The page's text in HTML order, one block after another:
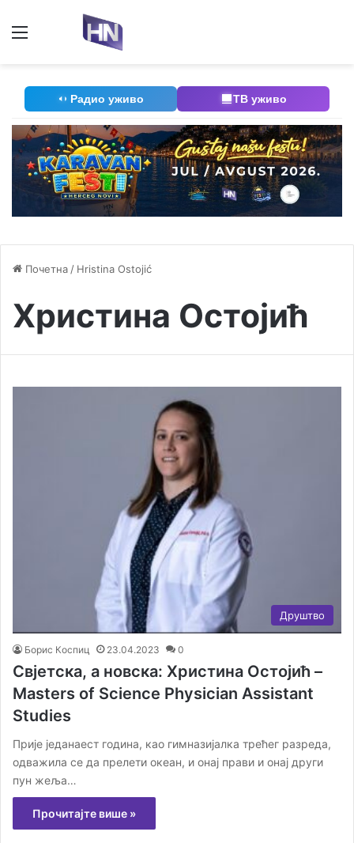
Радио уживо ТВ уживо
Почетна / Hristina Ostojić
Христина Остојић
Друштво
Борис Коспиц 23.04.2023 0
Свјетска, а новска: Христина Остојић –
Masters of Science Physician Assistant
Studies
Прије једанаест година, као гимназијалка трећег разреда,
одважила се да прелети океан, и онај прави и онај други
пун жеља…
Прочитајте више »